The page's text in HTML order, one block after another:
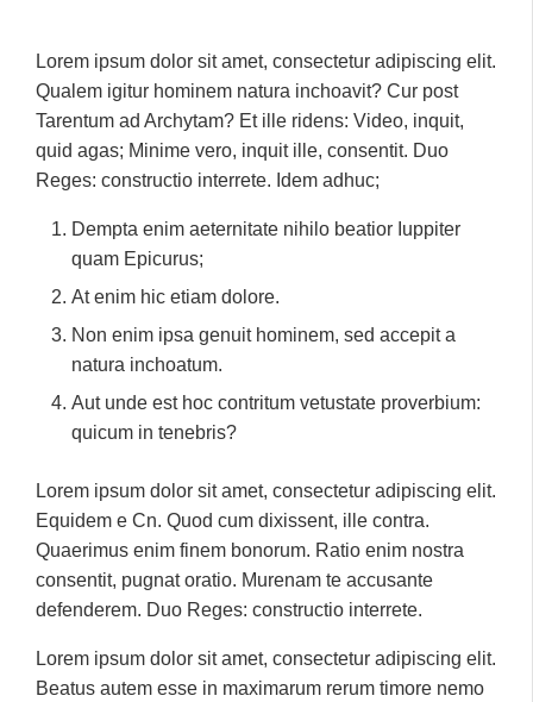
Lorem ipsum dolor sit amet, consectetur adipiscing elit.
Qualem igitur hominem natura inchoavit? Cur post
Tarentum ad Archytam? Et ille ridens: Video, inquit,
quid agas; Minime vero, inquit ille, consentit. Duo
Reges: constructio interrete. Idem adhuc;
Dempta enim aeternitate nihilo beatior Iuppiter
quam Epicurus;
At enim hic etiam dolore.
Non enim ipsa genuit hominem, sed accepit a
natura inchoatum.
Aut unde est hoc contritum vetustate proverbium:
quicum in tenebris?
Lorem ipsum dolor sit amet, consectetur adipiscing elit.
Equidem e Cn. Quod cum dixissent, ille contra.
Quaerimus enim finem bonorum. Ratio enim nostra
consentit, pugnat oratio. Murenam te accusante
defenderem. Duo Reges: constructio interrete.
Lorem ipsum dolor sit amet, consectetur adipiscing elit.
Beatus autem esse in maximarum rerum timore nemo